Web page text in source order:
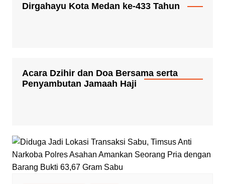
Dirgahayu Kota Medan ke-433 Tahun
Acara Dzihir dan Doa Bersama serta
Penyambutan Jamaah Haji